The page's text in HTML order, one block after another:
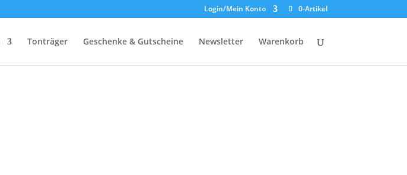
Login/Mein Konto 0-Artikel
Tonträger Geschenke & Gutscheine Newsletter Warenkorb